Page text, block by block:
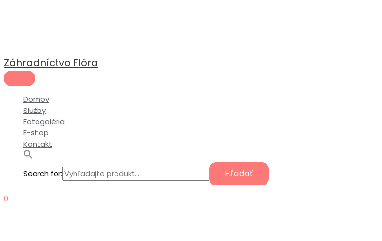
Záhradníctvo Flóra
Domov
Služby
Fotogaléria
E-shop
Kontakt
Search for:
0